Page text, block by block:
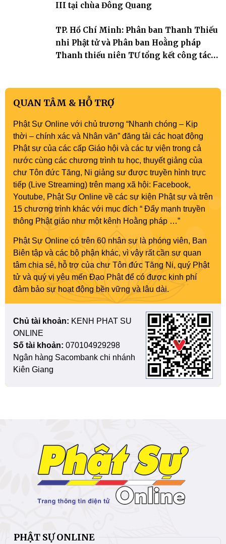
III tại chùa Đông Quang
TP. Hồ Chí Minh: Phân ban Thanh Thiếu
nhi Phật tử và Phân ban Hoằng pháp
Thanh thiếu niên TƯ tổng kết công tác
QUAN TÂM & HỖ TRỢ
Phật Sự Online với chủ trương “Nhanh chóng – Kịp
thời – chính xác và Nhân văn” đăng tải các hoạt động
Phật sự của các cấp Giáo hội và các tự viện trong cả
nước cùng các chương trình tu học, thuyết giảng của
chư Tôn đức Tăng, Ni giảng sư được truyền hình trực
tiếp (Live Streaming) trên mạng xã hội: Facebook,
Youtube, Phật Sự Online về các sự kiện Phật sự và trên
15 chương trình khác với mục đích “ Đẩy mạnh truyền
thông Phật giáo như một kênh Hoằng pháp …”
Phật Sự Online có trên 60 nhân sự là phóng viên, Ban
Biên tập và các bộ phận khác, vì vậy rất cần sự quan
tâm chia sẻ, hỗ trợ của chư Tôn đức Tăng Ni, quý Phật
tử và quý vị yêu mến Đạo Phật để có được kinh phí
đảm bảo sự hoạt động bền vững và lâu dài.
Chủ tài khoản: KENH PHAT SU
ONLINE
Số tài khoản: 070104929298
Ngân hàng Sacombank chi nhánh
Kiên Giang
PHẬT SỰ ONLINE